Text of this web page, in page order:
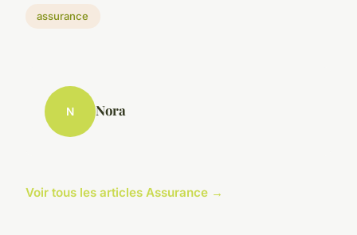
assurance
N Nora
Voir tous les articles Assurance →